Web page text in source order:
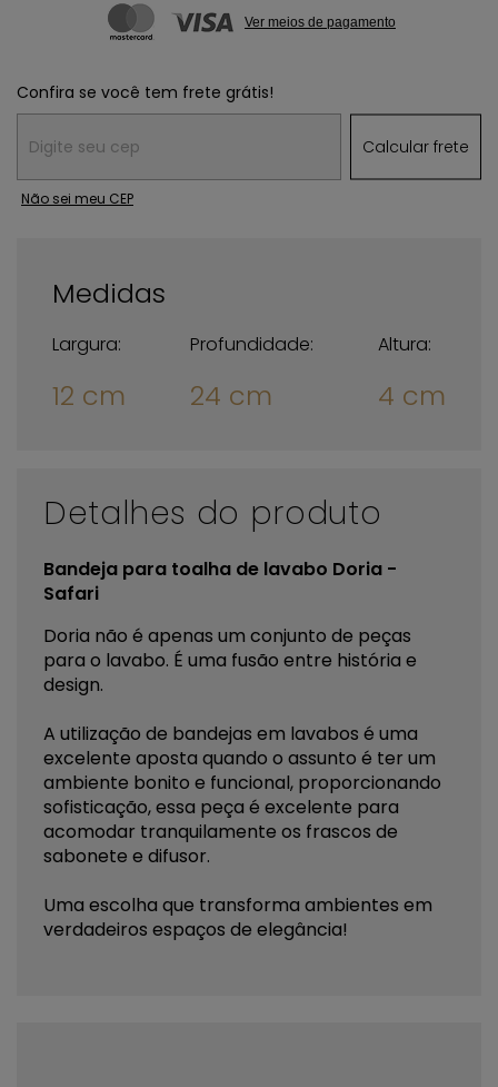
Ver meios de pagamento
Confira se você tem frete grátis!
Entregas para o CEP:
Calcular frete
Não sei meu CEP
Medidas
Largura:
12 cm
Profundidade:
24 cm
Altura:
4 cm
Detalhes do produto
Bandeja para toalha de lavabo Doria -
Safari
Doria não é apenas um conjunto de peças
para o lavabo. É uma fusão entre história e
design.
A utilização de bandejas em lavabos é uma
excelente aposta quando o assunto é ter um
ambiente bonito e funcional, proporcionando
sofisticação, essa peça é excelente para
acomodar tranquilamente os frascos de
sabonete e difusor.
Uma escolha que transforma ambientes em
verdadeiros espaços de elegância!